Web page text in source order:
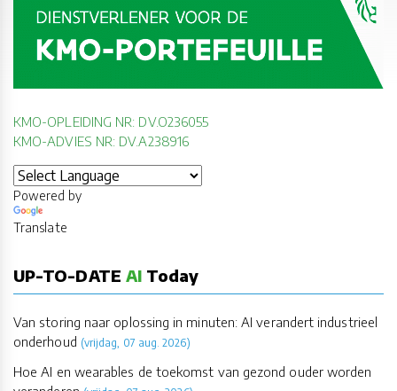
KMO-OPLEIDING NR: DV.O236055
KMO-ADVIES NR: DV.A238916
Powered by
Translate
UP-TO-DATE AI Today
Van storing naar oplossing in minuten: AI verandert industrieel
onderhoud (vrijdag, 07 aug. 2026)
Hoe AI en wearables de toekomst van gezond ouder worden